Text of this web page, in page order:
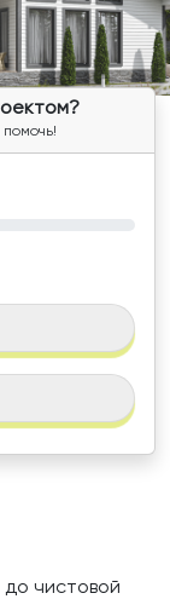
чистовой